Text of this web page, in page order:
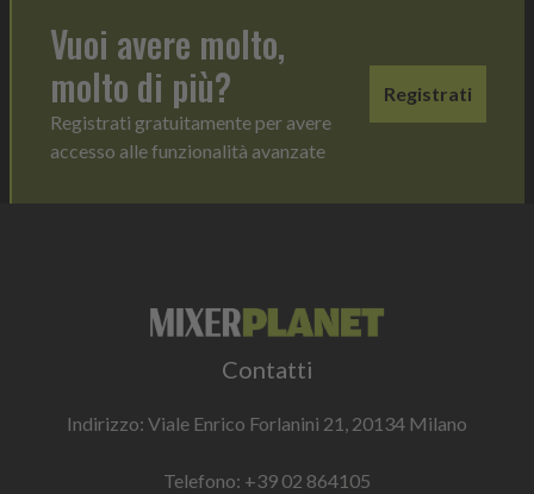
Vuoi avere molto,
molto di più?
Registrati gratuitamente per avere
accesso alle funzionalità avanzate
Registrati
Contatti
Indirizzo: Viale Enrico Forlanini 21, 20134 Milano
Telefono: +39 02 864105